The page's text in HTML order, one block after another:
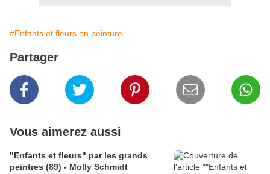
#Enfants et fleurs en peinture
Partager
Vous aimerez aussi
"Enfants et fleurs" par les grands
peintres (89) - Molly Schmidt